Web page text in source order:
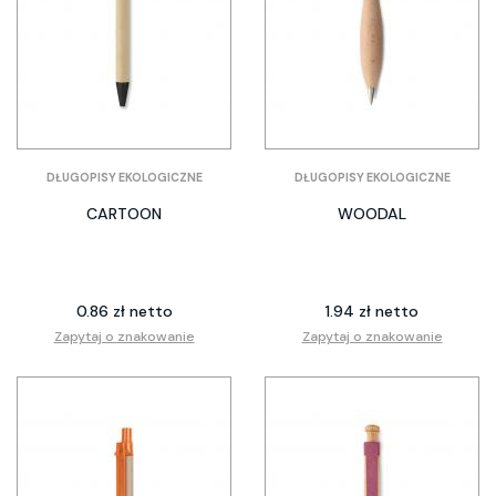
DŁUGOPISY EKOLOGICZNE
CARTOON
0.86 zł netto
Zapytaj o znakowanie
DŁUGOPISY EKOLOGICZNE
WOODAL
1.94 zł netto
Zapytaj o znakowanie